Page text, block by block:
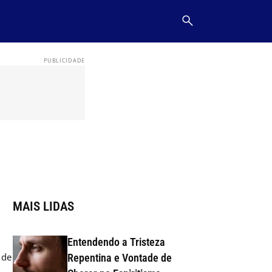
MAIS LIDAS
Entendendo a Tristeza
Repentina e Vontade de